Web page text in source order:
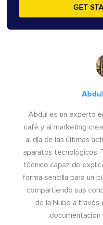
GET
Abdul es un experto
café y al marketing
al día de las últimas
aparatos tecnológicos.
técnico capaz de
forma sencilla para un
compartiendo sus
de la Nube a través
documentación